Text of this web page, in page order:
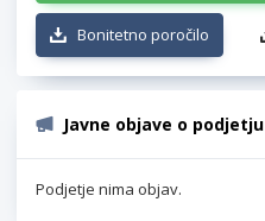
Bonitetno poročilo
Javne objave o podjetju
Podjetje nima objav.